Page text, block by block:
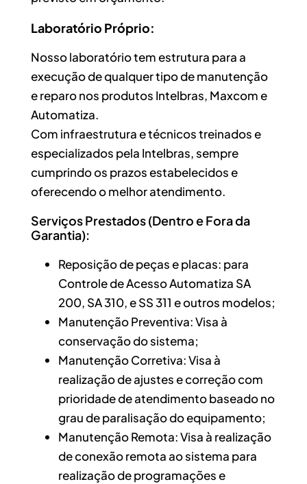
Laboratório Próprio:
Nosso laboratório tem estrutura para a
execução de qualquer tipo de manutenção
e reparo nos produtos Intelbras, Maxcom e
Automatiza.
Com infraestrutura e técnicos treinados e
especializados pela Intelbras, sempre
cumprindo os prazos estabelecidos e
oferecendo o melhor atendimento.
Serviços Prestados (Dentro e Fora da
Garantia):
Reposição de peças e placas: para
Controle de Acesso Automatiza SA
200, SA 310, e SS 311 e outros modelos;
Manutenção Preventiva: Visa à
conservação do sistema;
Manutenção Corretiva: Visa à
realização de ajustes e correção com
prioridade de atendimento baseado no
grau de paralisação do equipamento;
Manutenção Remota: Visa à realização
de conexão remota ao sistema para
realização de programações e